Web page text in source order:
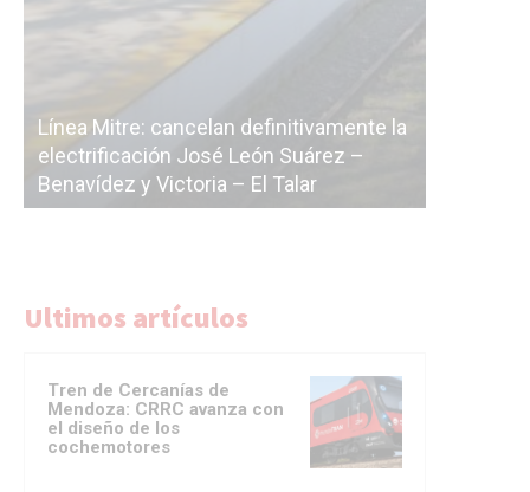
cancelan definitivamente la
José León Suárez –
Victoria – El Talar
La Ciudad vuelve a
licitación de la línea F
Ultimos artículos
Tren de Cercanías de
Mendoza: CRRC avanza con
el diseño de los
cochemotores